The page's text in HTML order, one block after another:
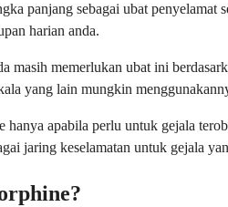
panjang sebagai ubat
harian anda.
masih memerlukan ubat ini
yang lain mungkin
apabila perlu untuk gejala
jaring keselamatan untuk gejala